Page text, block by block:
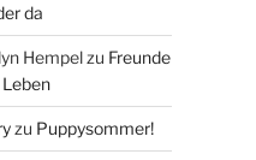
da
Hempel zu Freunde
zu Puppysommer!